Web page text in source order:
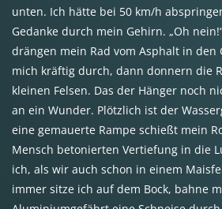
unten. Ich hätte bei 50 km/h
Gedanke durch mein Gehirn. „Oh
drängen mein Rad vom Asphalt in den
mich kräftig durch, dann donnern die
kleinen Felsen. Das der Hänger noch
an ein Wunder. Plötzlich ist der
eine gemauerte Rampe schießt mein
Mensch betonierten Vertiefung in die
ich, als wir auch schon in einem
immer sitze ich auf dem Bock, bahne